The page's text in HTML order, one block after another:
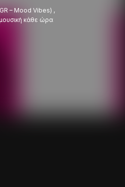
– Mood Vibes) ,
κάθε ώρα